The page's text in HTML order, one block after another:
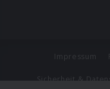
Impressum
Sicherheit &